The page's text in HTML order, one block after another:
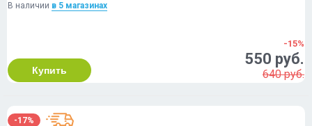
В наличии в 5 магазинах
Купить
-15%
550 руб.
640 руб.
-17%